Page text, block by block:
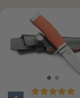
Karakter: